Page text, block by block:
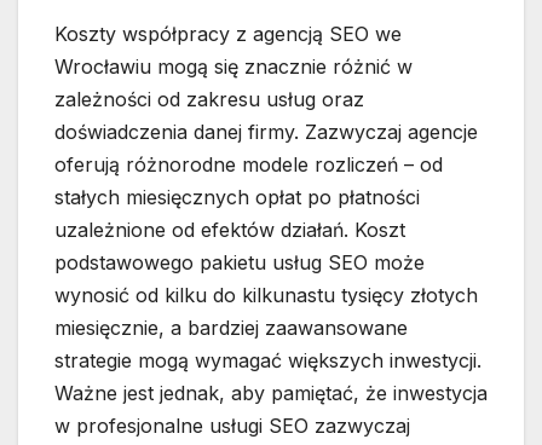
Koszty współpracy z agencją SEO we
Wrocławiu mogą się znacznie różnić w
zależności od zakresu usług oraz
doświadczenia danej firmy. Zazwyczaj agencje
oferują różnorodne modele rozliczeń – od
stałych miesięcznych opłat po płatności
uzależnione od efektów działań. Koszt
podstawowego pakietu usług SEO może
wynosić od kilku do kilkunastu tysięcy złotych
miesięcznie, a bardziej zaawansowane
strategie mogą wymagać większych inwestycji.
Ważne jest jednak, aby pamiętać, że inwestycja
w profesjonalne usługi SEO zazwyczaj